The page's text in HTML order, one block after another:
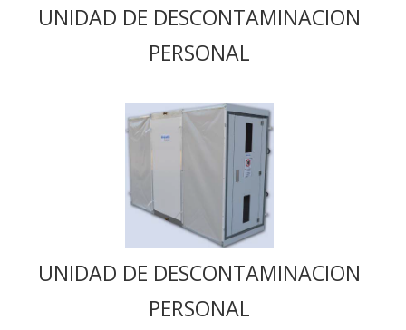
UNIDAD DE DESCONTAMINACION
PERSONAL
UNIDAD DE DESCONTAMINACION
PERSONAL